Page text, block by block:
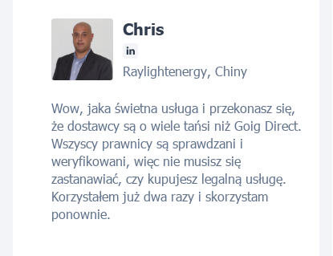
Chris
Raylightenergy, Chiny
Wow, jaka świetna usługa i przekonasz się,
że dostawcy są o wiele tańsi niż Goig Direct.
Wszyscy prawnicy są sprawdzani i
weryfikowani, więc nie musisz się
zastanawiać, czy kupujesz legalną usługę.
Korzystałem już dwa razy i skorzystam
ponownie.